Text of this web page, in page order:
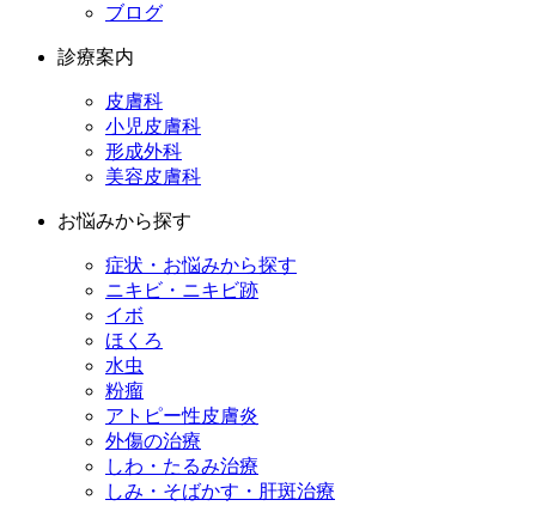
ブログ
診療案内
皮膚科
小児皮膚科
形成外科
美容皮膚科
お悩みから探す
症状・お悩みから探す
ニキビ・ニキビ跡
イボ
ほくろ
水虫
粉瘤
アトピー性皮膚炎
外傷の治療
しわ・たるみ治療
しみ・そばかす・肝斑治療